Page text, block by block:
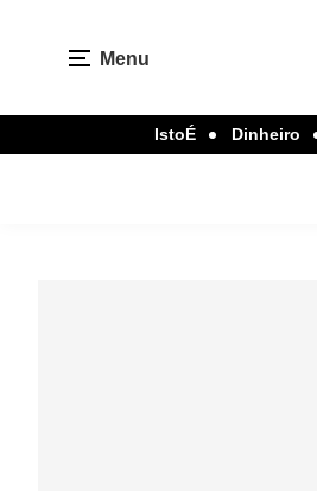
Menu
IstoÉ Dinheiro